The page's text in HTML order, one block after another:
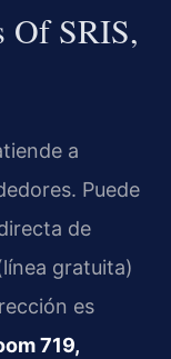
Of SRIS,
a
Puede
de
gratuita)
es
719,